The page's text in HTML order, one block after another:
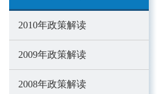
2010年政策解读
2009年政策解读
2008年政策解读